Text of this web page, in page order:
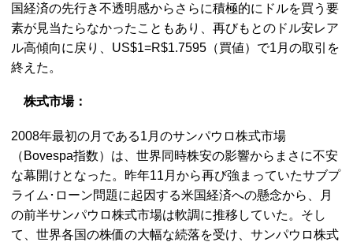
国経済の先行き不透明感からさらに積極的にドルを買う要
素が見当たらなかったこともあり、再びもとのドル安レア
ル高傾向に戻り、US$1=R$1.7595（買値）で1月の取引を
終えた。
株式市場：
2008年最初の月である1月のサンパウロ株式市場
（Bovespa指数）は、世界同時株安の影響からまさに不安
な幕開けとなった。昨年11月から再び強まっていたサブプ
ライム･ローン問題に起因する米国経済への懸念から、月
の前半サンパウロ株式市場は軟調に推移していた。そし
て、世界各国の株価の大幅な続落を受け、サンパウロ株式